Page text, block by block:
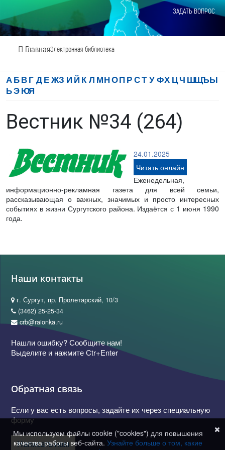
ЗАДАТЬ ВОПРОС
ГлавнаяЭлектронная библиотека
АБВГ ДЕЖЗ И Й К Л МНОП РСТ УФХ ЦЧ ШЩЪЫ
ЬЭЮЯ
Вестник №34 (264)
24.01.2025
Читать онлайн
Еженедельная,
информационно-рекламная газета для всей семьи,
рассказывающая о важных, значимых и просто интересных
событиях в жизни Сургутского района. Издаётся с 1 июня 1990
года.
Наши контакты
г. Сургут, пр. Пролетарский, 10/3
(3462) 25-25-34
crb@raionka.ru
Нашли ошибку? Сообщите нам!
Выделите и нажмите Ctr+Enter
Обратная связь
Если у вас есть вопросы, задайте их через специальную
форму
Написать нам
Мы используем файлы cookie ("cookies") для повышения
качества работы веб-сайта. Узнайте больше о том, какие